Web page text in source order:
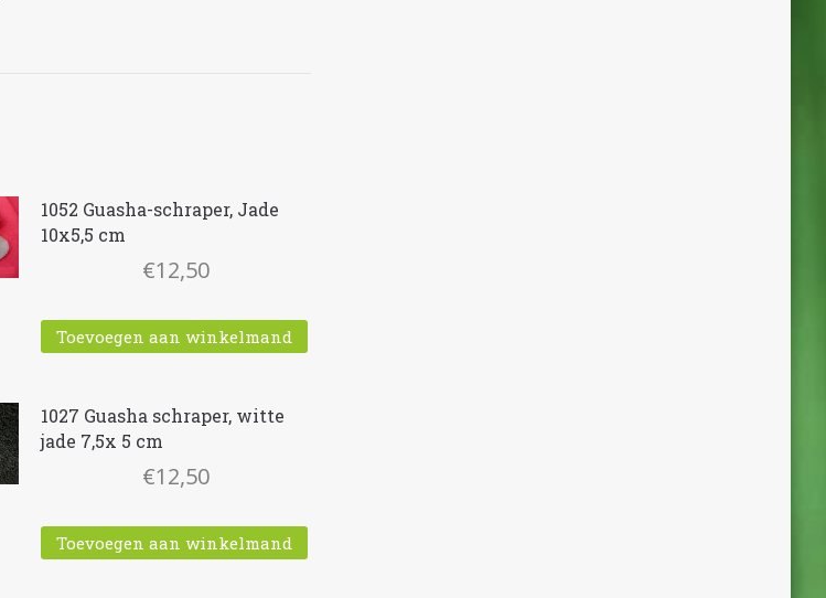
1052 Guasha-schraper, Jade
10x5,5 cm
€12,50
Toevoegen aan winkelmand
1027 Guasha schraper, witte
jade 7,5x 5 cm
€12,50
Toevoegen aan winkelmand